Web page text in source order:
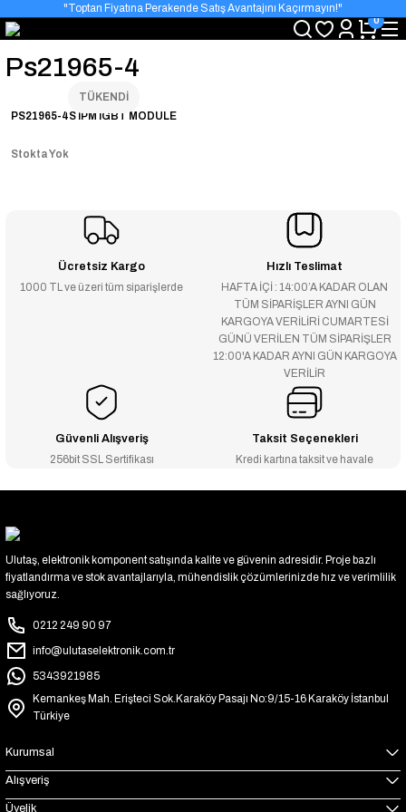
"Toptan Fiyatına Perakende Satış Avantajını Kaçırmayın!"
"Üyelere Özel: Stok Önceliği ve Proje Fiyatları."
0
Ps21965-4
TÜKENDİ
PS21965-4S IPM IGBT MODULE
Stokta Yok
Ücretsiz Kargo
1000 TL ve üzeri tüm siparişlerde
Hızlı Teslimat
HAFTA İÇİ : 14:00’A KADAR OLAN
TÜM SİPARİŞLER AYNI GÜN
KARGOYA VERİLİRİ CUMARTESİ
GÜNÜ VERİLEN TÜM SİPARİŞLER
12:00'A KADAR AYNI GÜN KARGOYA
VERİLİR
Güvenli Alışveriş
256bit SSL Sertifikası
Taksit Seçenekleri
Kredi kartına taksit ve havale
Ulutaş, elektronik komponent satışında kalite ve güvenin adresidir. Proje bazlı
fiyatlandırma ve stok avantajlarıyla, mühendislik çözümlerinizde hız ve verimlilik
sağlıyoruz.
0212 249 90 97
info@ulutaselektronik.com.tr
5343921985
Kemankeş Mah. Erişteci Sok.Karaköy Pasajı No:9/15-16 Karaköy İstanbul
Türkiye
Kurumsal
Alışveriş
Üyelik